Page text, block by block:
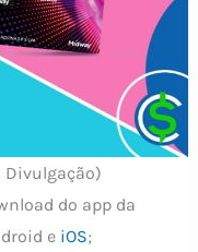
Divulgação)
do app da
e iOS;